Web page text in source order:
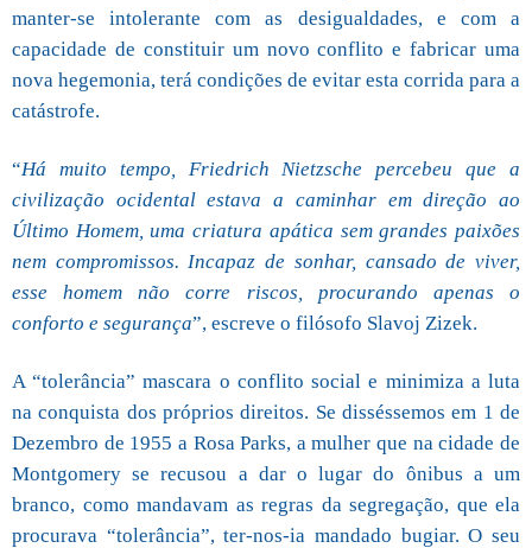
manter-se intolerante com as desigualdades, e com a
capacidade de constituir um novo conflito e fabricar uma
nova hegemonia, terá condições de evitar esta corrida para a
catástrofe.
“Há muito tempo, Friedrich Nietzsche percebeu que a
civilização ocidental estava a caminhar em direção ao
Último Homem, uma criatura apática sem grandes paixões
nem compromissos. Incapaz de sonhar, cansado de viver,
esse homem não corre riscos, procurando apenas o
conforto e segurança”, escreve o filósofo Slavoj Zizek.
A “tolerância” mascara o conflito social e minimiza a luta
na conquista dos próprios direitos. Se disséssemos em 1 de
Dezembro de 1955 a Rosa Parks, a mulher que na cidade de
Montgomery se recusou a dar o lugar do ônibus a um
branco, como mandavam as regras da segregação, que ela
procurava “tolerância”, ter-nos-ia mandado bugiar. O seu